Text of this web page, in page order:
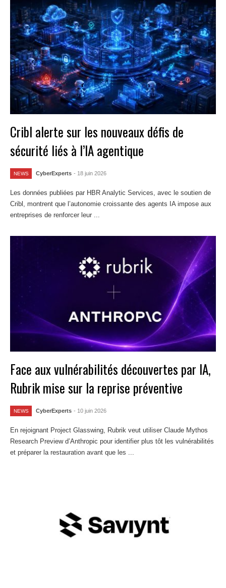
Cribl alerte sur les nouveaux défis de
sécurité liés à l’IA agentique
NEWS CyberExperts - 18 juin 2026
Les données publiées par HBR Analytic Services, avec le soutien de
Cribl, montrent que l’autonomie croissante des agents IA impose aux
entreprises de renforcer leur ...
Face aux vulnérabilités découvertes par IA,
Rubrik mise sur la reprise préventive
NEWS CyberExperts - 10 juin 2026
En rejoignant Project Glasswing, Rubrik veut utiliser Claude Mythos
Research Preview d’Anthropic pour identifier plus tôt les vulnérabilités
et préparer la restauration avant que les ...